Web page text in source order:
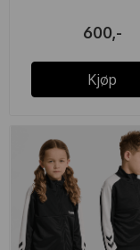
600,-
Kjøp